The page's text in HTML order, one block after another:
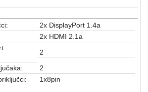
2x DisplayPort 1.4a
2x HDMI 2.1a
2
2
1x8pin